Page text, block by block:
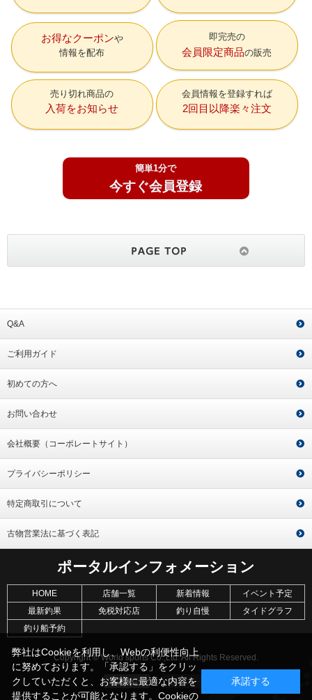
お得なクーポン
情報を配布
即完売の
会員限定商品の販売
売り切れ商品の
入荷をお知らせ
会員情報を登録すれば
2回目以降楽々注文
簡単1分で
今すぐ会員登録
Q&A
ご利用ガイド
初めての方へ
お問い合わせ
会社概要（コーポレートサイト）
プライバシーポリシー
特定商取引について
古物営業法に基づく表記
ポータルインフォメーション
HOME 店舗一覧 新着情報
イベント予定
最新釣果
免税対応店 釣り自慢
タイドグラフ
釣り船予約
Copyright © World sports Co.,Ltd. All Rights Reserved.
弊社はCookieを利用し、Webの利便性向上
に努めております。「承認する」をクリッ
クしていただくと、お客様に最適な内容を
提供することが可能となります。Cookieの
承諾する